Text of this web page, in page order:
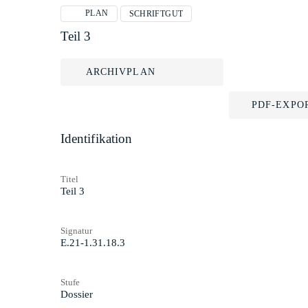
PLAN SCHRIFTGUT
Teil 3
ARCHIVPLAN
PDF-
Identifikation
Titel
Teil 3
Signatur
E.21-1.31.18.3
Stufe
Dossier